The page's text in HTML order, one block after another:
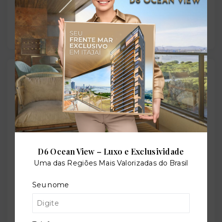
Salão de festas
Outras Informações
Referência:
O-71049-118725
Perfil:
D6 Ocean View – Luxo e Exclusividade
Uma das Regiões Mais Valorizadas do Brasil
Seu nome